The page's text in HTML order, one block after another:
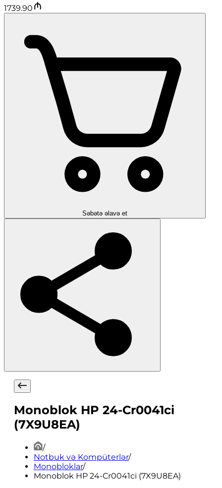
1739.90
Səbətə əlavə et
Monoblok HP 24-Cr0041ci
(7X9U8EA)
/
Notbuk və Kompüterlər/
Monobloklar/
Monoblok HP 24-Cr0041ci (7X9U8EA)